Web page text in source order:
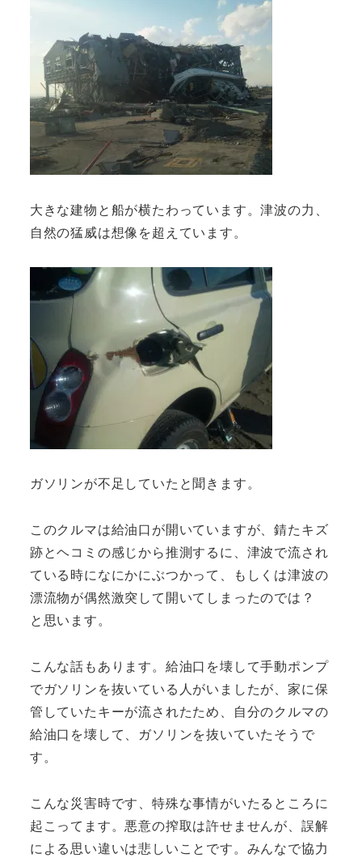
大きな建物と船が横たわっています。津波の力、
自然の猛威は想像を超えています。
ガソリンが不足していたと聞きます。
このクルマは給油口が開いていますが、錆たキズ
跡とヘコミの感じから推測するに、津波で流され
ている時になにかにぶつかって、もしくは津波の
漂流物が偶然激突して開いてしまったのでは？
と思います。
こんな話もあります。給油口を壊して手動ポンプ
でガソリンを抜いている人がいましたが、家に保
管していたキーが流されたため、自分のクルマの
給油口を壊して、ガソリンを抜いていたそうで
す。
こんな災害時です、特殊な事情がいたるところに
起こってます。悪意の搾取は許せませんが、誤解
による思い違いは悲しいことです。みんなで協力